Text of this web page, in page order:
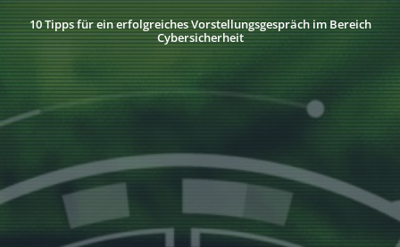
10 Tipps für ein erfolgreiches Vorstellungsgespräch im Bereich
Cybersicherheit